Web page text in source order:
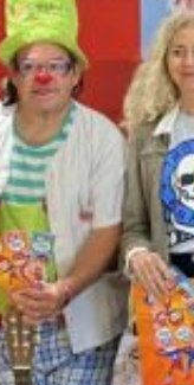
por la misión, la
Descubre